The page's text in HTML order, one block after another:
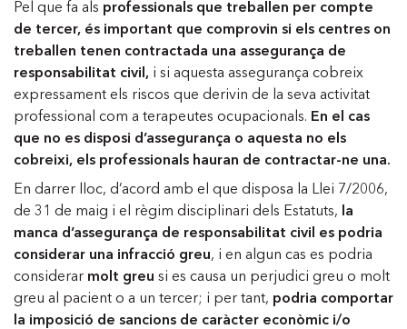
Pel que fa als professionals que treballen per compte
de tercer, és important que comprovin si els centres on
treballen tenen contractada una assegurança de
responsabilitat civil, i si aquesta assegurança cobreix
expressament els riscos que derivin de la seva activitat
professional com a terapeutes ocupacionals. En el cas
que no es disposi d’assegurança o aquesta no els
cobreixi, els professionals hauran de contractar-ne una.
En darrer lloc, d’acord amb el que disposa la Llei 7/2006,
de 31 de maig i el règim disciplinari dels Estatuts,
la
manca d’assegurança de responsabilitat civil es podria
considerar una infracció greu, i en algun cas es podria
considerar molt greu si es causa un perjudici greu o molt
greu al pacient o a un tercer; i per tant, podria comportar
la imposició de sancions de caràcter econòmic i/o